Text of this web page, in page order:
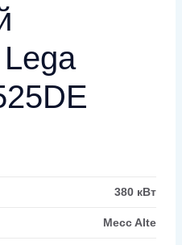
Lega
380 кВт
Mecc Alte